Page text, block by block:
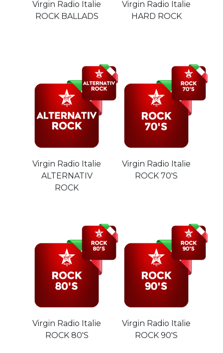
Virgin Radio Italie
ROCK BALLADS
Virgin Radio Italie
HARD ROCK
Virgin Radio Italie
ALTERNATIV
ROCK
Virgin Radio Italie
ROCK 70'S
Virgin Radio Italie
ROCK 80'S
Virgin Radio Italie
ROCK 90'S